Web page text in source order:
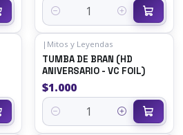
Quantity
| Mitos y Leyendas
TUMBA DE BRAN (HD
ANIVERSARIO - VC FOIL)
$1.000
Quantity